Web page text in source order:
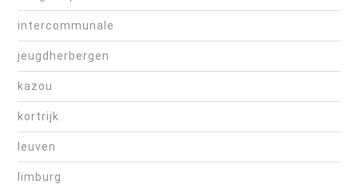
intercommunale
jeugdherbergen
kazou
kortrijk
leuven
limburg